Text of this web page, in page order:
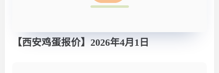
【西安鸡蛋报价】2026年4月1日